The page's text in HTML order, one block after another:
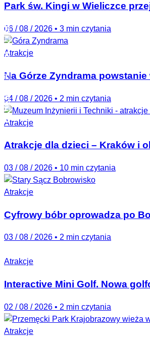
PARKMAG NEWSLETTER
Park św. Kingi w Wieliczce
06 / 08 / 2026 • 3 min czytania
Atrakcje
Na Górze Zyndrama
04 / 08 / 2026 • 2 min czytania
Atrakcje
Atrakcje dla dzieci – Kraków i
03 / 08 / 2026 • 10 min czytania
Atrakcje
Cyfrowy bóbr oprowadza po
03 / 08 / 2026 • 2 min czytania
Atrakcje
Interactive Mini Golf. Nowa
02 / 08 / 2026 • 2 min czytania
Atrakcje